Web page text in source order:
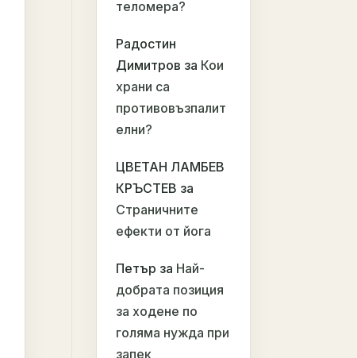
теломера?
Радостин
Димитров за Кои
храни са
противовъзпалит
елни?
ЦВЕТАН ЛАМБЕВ
КРЪСТЕВ за
Страничните
ефекти от йога
Петър за Най-
добрата позиция
за ходене по
голяма нужда при
запек